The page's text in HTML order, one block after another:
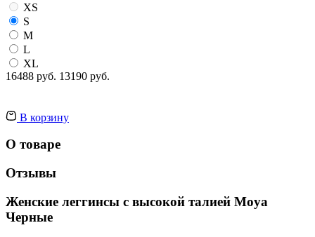
XS
S
M
L
XL
16488 руб. 13190 руб.
В корзину
О товаре
Отзывы
Женские леггинсы с высокой талией Moya
Черные